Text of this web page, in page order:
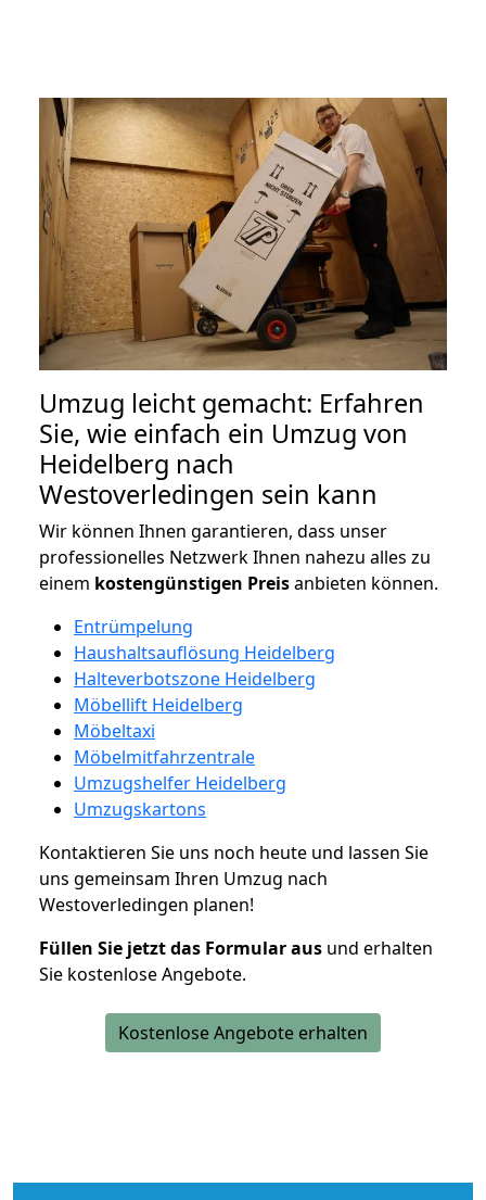
Umzug leicht gemacht: Erfahren
Sie, wie einfach ein Umzug von
Heidelberg nach
Westoverledingen sein kann
Wir können Ihnen garantieren, dass unser
professionelles Netzwerk Ihnen nahezu alles zu
einem kostengünstigen Preisanbieten können.
Entrümpelung
Haushaltsauflösung Heidelberg
Halteverbotszone Heidelberg
Möbellift Heidelberg
Möbeltaxi
Möbelmitfahrzentrale
Umzugshelfer Heidelberg
Umzugskartons
Kontaktieren Sie uns noch heute und lassen Sie
uns gemeinsam Ihren Umzug nach
Westoverledingen planen!
Füllen Sie jetzt das Formular aus und erhalten
Sie kostenlose Angebote.
Kostenlose Angebote erhalten